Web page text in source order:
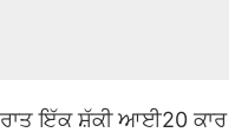
ਰਾਤ ਇੱਕ ਸ਼ੱਕੀ ਆਈ20 ਕਾਰ